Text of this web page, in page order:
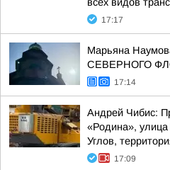
17:17
Марьяна
СЕВЕРНОГО
17:14
Андрей Чибис:
«Родина»,
Углов,
17:09